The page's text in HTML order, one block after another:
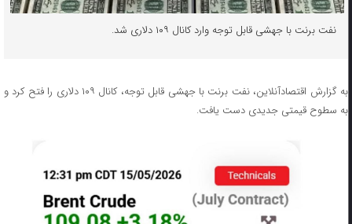
نفت برنت با جهشی قابل توجه وارد کانال ۱۰۹ دلاری شد.
به گزارش اقتصادآنلاین، نفت برنت با جهشی قابل توجه، کانال ۱۰۹ دلاری را فتح کرد و
به سطوح قیمتی جدیدی دست یافت.